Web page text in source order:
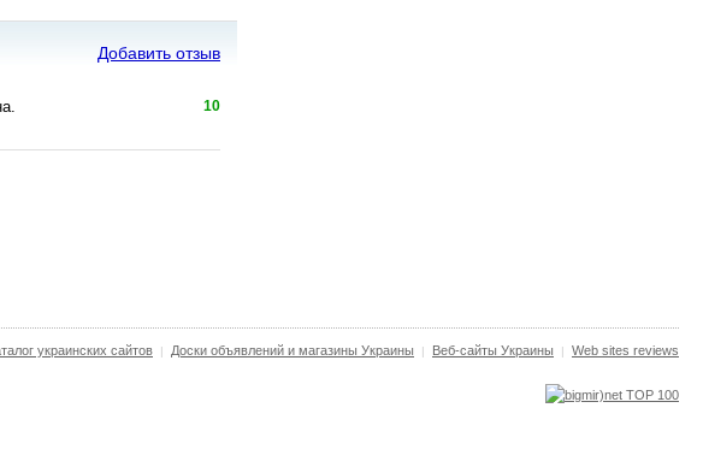
Добавить отзыв
10
украинских сайтов | Доски объявлений и магазины Украины | Веб-сайты Украины | Web sites reviews